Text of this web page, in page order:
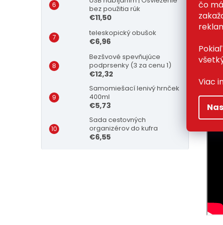
čo
Viac
bez použitia rúk
€11,50
teleskopický obušok
€6,96
Bezšvové spevňujúce
podprsenky (3 za cenu 1)
€12,32
Samomiešací lenivý hrnček
400ml
€5,73
Sada cestovných
organizérov do kufra
€6,55